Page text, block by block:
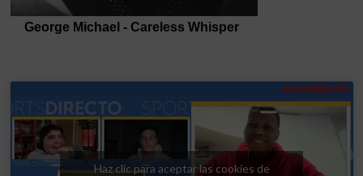
Haz clic para aceptar las cookies de